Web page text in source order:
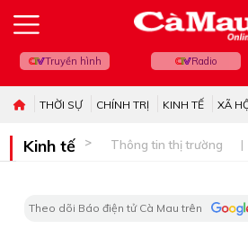
Truyền hình Radio
THỜI SỰ CHÍNH TRỊ KINH TẾ XÃ
Kinh tế Thông tin thị trường
Theo dõi Báo điện tử Cà Mau trên